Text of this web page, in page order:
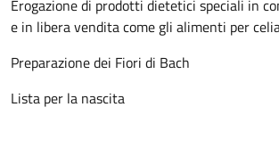
Erogazione di prodotti dietetici speciali in
e in libera vendita come gli alimenti per
Preparazione dei Fiori di Bach
Lista per la nascita